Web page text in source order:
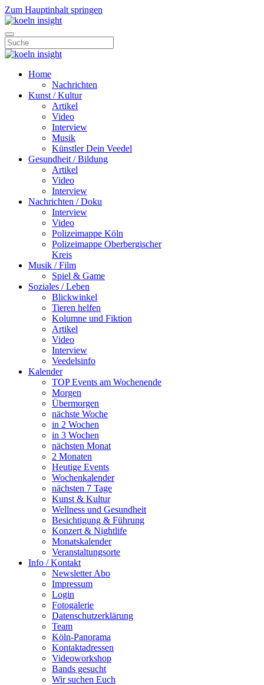
Zum Hauptinhalt springen
Home
Nachrichten
Kunst / Kultur
Artikel
Video
Interview
Musik
Künstler Dein Veedel
Gesundheit / Bildung
Artikel
Video
Interview
Nachrichten / Doku
Interview
Video
Polizeimappe Köln
Polizeimappe Oberbergischer
Kreis
Musik / Film
Spiel & Game
Soziales / Leben
Blickwinkel
Tieren helfen
Kolumne und Fiktion
Artikel
Video
Interview
Veedelsinfo
Kalender
TOP Events am Wochenende
Morgen
Übermorgen
nächste Woche
in 2 Wochen
in 3 Wochen
nächsten Monat
2 Monaten
Heutige Events
Wochenkalender
nächsten 7 Tage
Kunst & Kultur
Wellness und Gesundheit
Besichtigung & Führung
Konzert & Nightlife
Monatskalender
Veranstaltungsorte
Info / Kontakt
Newsletter Abo
Impressum
Login
Fotogalerie
Datenschutzerklärung
Team
Köln-Panorama
Kontaktadressen
Videoworkshop
Bands gesucht
Wir suchen Euch